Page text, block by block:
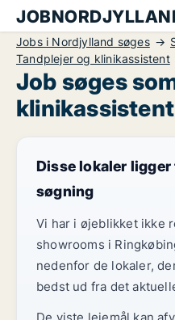
Jobs i Nordjylland søges
Tandplejer og klinikassistent
Job søges
Disse lokaler
søgning
Vi har i øjeblikket ikke
showrooms i
nedenfor de lokaler,
bedst ud fra det